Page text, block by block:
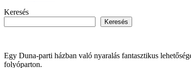
Keresés
Keresés
Egy Duna-parti házban való nyaralás fantasztikus
folyóparton.